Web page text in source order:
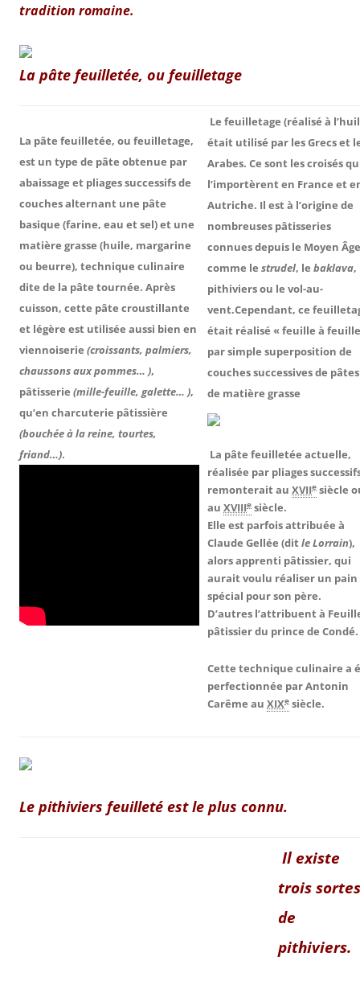
tradition romaine.
La pâte feuilletée, ou feuilletage
La pâte feuilletée, ou feuilletage,
est un type de pâte obtenue par
abaissage et pliages successifs de
couches alternant une pâte
basique (farine, eau et sel) et une
matière grasse (huile, margarine
ou beurre), technique culinaire
dite de la pâte tournée. Après
cuisson, cette pâte croustillante
et légère est utilisée aussi bien en
viennoiserie (croissants, palmiers,
chaussons aux pommes… ),
pâtisserie (mille-feuille, galette… ),
qu’en charcuterie pâtissière
(bouchée à la reine, tourtes,
friand…).
Le feuilletage (réalisé à
était utilisé par les Grecs et
Arabes. Ce sont les croisés
l’importèrent en France et
Autriche. Il est à l’origine de
nombreuses pâtisseries
connues depuis le Moyen
comme le strudel, le baklava,
pithiviers ou le vol-au-
vent.Cependant, ce
était réalisé « feuille à
par simple superposition de
couches successives de
de matière grasse
La pâte feuilletée actuelle,
réalisée par pliages
remonterait au XVIIe siècle
au XVIIIe siècle.
Elle est parfois attribuée à
Claude Gellée (dit le Lorrain),
alors apprenti pâtissier, qui
aurait voulu réaliser un pain
spécial pour son père.
D’autres l’attribuent à
pâtissier du prince de Condé.
Cette technique culinaire a
perfectionnée par Antonin
Carême au XIXe siècle.
Le pithiviers feuilleté est le plus connu.
Il existe
trois sortes
de
pithiviers.